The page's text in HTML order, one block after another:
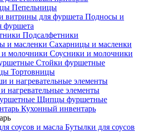
Пепельницы
Подносы и
фуршета
Подсалфетники
Сахарницы и масленки
Соусники и молочники
Стойки фуршетные
Тортовницы
нагревательные элементы
Щипцы фуршетные
Кухонный инвентарь
Бутылки для соусов